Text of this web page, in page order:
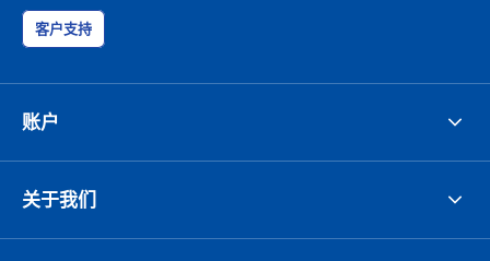
客户支持
账户
关于我们